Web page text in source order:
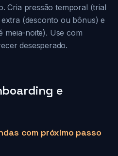
Cria pressão temporal (trial
(desconto ou bônus) e
meia-noite). Use com
desesperado.
e
com próximo passo